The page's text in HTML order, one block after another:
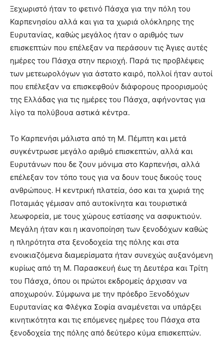
Ξεχωριστό ήταν το φετινό Πάσχα για την πόλη του
Καρπενησίου αλλά και για τα χωριά ολόκληρης της
Ευρυτανίας, καθώς μεγάλος ήταν ο αριθμός των
επισκεπτών που επέλεξαν να περάσουν τις Άγιες αυτές
ημέρες του Πάσχα στην περιοχή. Παρά τις προβλέψεις
των μετεωρολόγων για άστατο καιρό, πολλοί ήταν αυτοί
που επέλεξαν να επισκεφθούν διάφορους προορισμούς
της Ελλάδας για τις ημέρες του Πάσχα, αφήνοντας για
λίγο τα πολύβουα αστικά κέντρα.
Το Καρπενήσι μάλιστα από τη Μ. Πέμπτη και μετά
συγκέντρωσε μεγάλο αριθμό επισκεπτών, αλλά και
Ευρυτάνων που δε ζουν μόνιμα στο Καρπενήσι, αλλά
επέλεξαν τον τόπο τους για να δουν τους δικούς τους
ανθρώπους. Η κεντρική πλατεία, όσο και τα χωριά της
Ποταμιάς γέμισαν από αυτοκίνητα και τουριστικά
λεωφορεία, με τους χώρους εστίασης να ασφυκτιούν.
Μεγάλη ήταν και η ικανοποίηση των ξενοδόχων καθώς
η πληρότητα στα ξενοδοχεία της πόλης και στα
ενοικιαζόμενα διαμερίσματα ήταν συνεχώς αυξανόμενη
κυρίως από τη Μ. Παρασκευή έως τη Δευτέρα και Τρίτη
του Πάσχα, όπου οι πρώτοι εκδρομείς άρχισαν να
αποχωρούν. Σύμφωνα με την πρόεδρο Ξενοδόχων
Ευρυτανίας κα Φλέγκα Σοφία αναμένεται να υπάρξει
κινητικότητα και τις επόμενες ημέρες του Πάσχα στα
ξενοδοχεία της πόλης από δεύτερο κύμα επισκεπτών.